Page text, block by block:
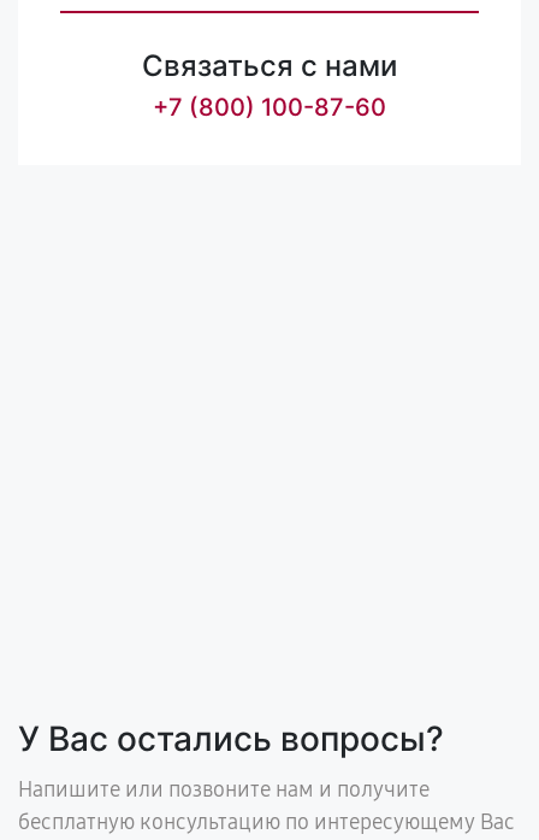
Связаться с нами
+7 (800) 100-87-60
У Вас остались вопросы?
Напишите или позвоните нам и получите
бесплатную консультацию по интересующему Вас